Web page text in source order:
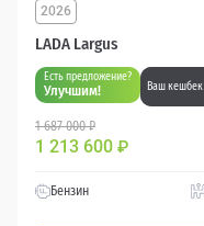
LADA Largus
2026
Есть предложение?
Улучшим! Ваш кешбек
1 687 000 ₽
1 213 600 ₽
Бензин